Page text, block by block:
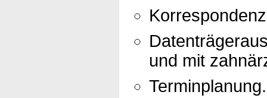
und mit
Terminplanung.